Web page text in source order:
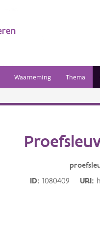
Waarneming Thema
ID
1080409 URI